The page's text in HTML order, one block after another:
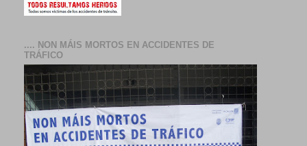
.... NON MÁIS MORTOS EN ACCIDENTES DE
TRÁFICO